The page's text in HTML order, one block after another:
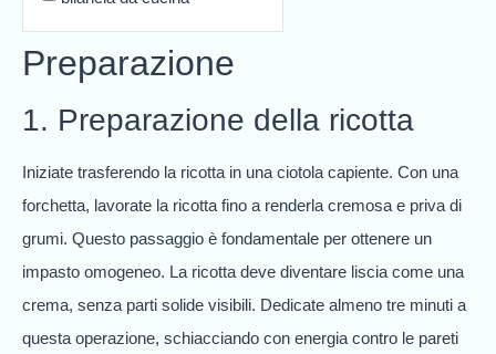
Preparazione
1. Preparazione della ricotta
Iniziate trasferendo la ricotta in una ciotola capiente. Con una
forchetta, lavorate la ricotta fino a renderla cremosa e priva di
grumi. Questo passaggio è fondamentale per ottenere un
impasto omogeneo. La ricotta deve diventare liscia come una
crema, senza parti solide visibili. Dedicate almeno tre minuti a
questa operazione, schiacciando con energia contro le pareti